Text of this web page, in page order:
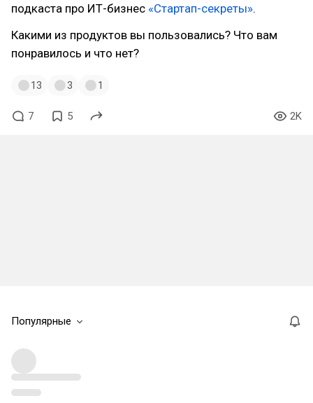
подкаста про ИТ-бизнес «Стартап-секреты».
Какими из продуктов вы пользовались? Что вам
понравилось и что нет?
13 3 1
7 5 2K
Популярные